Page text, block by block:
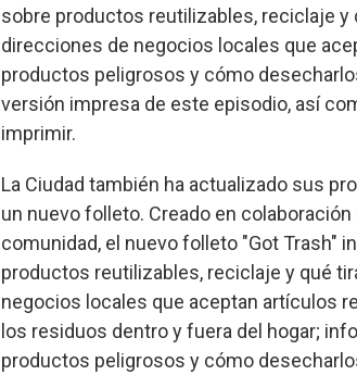
sobre productos reutilizables, reciclaje y
direcciones de negocios locales que
productos peligrosos y cómo
versión impresa de este episodio, así
imprimir.
La Ciudad también ha actualizado sus
un nuevo folleto. Creado en
comunidad, el nuevo folleto "Got Trash"
productos reutilizables, reciclaje y qué
negocios locales que aceptan artículos
los residuos dentro y fuera del hogar;
productos peligrosos y cómo